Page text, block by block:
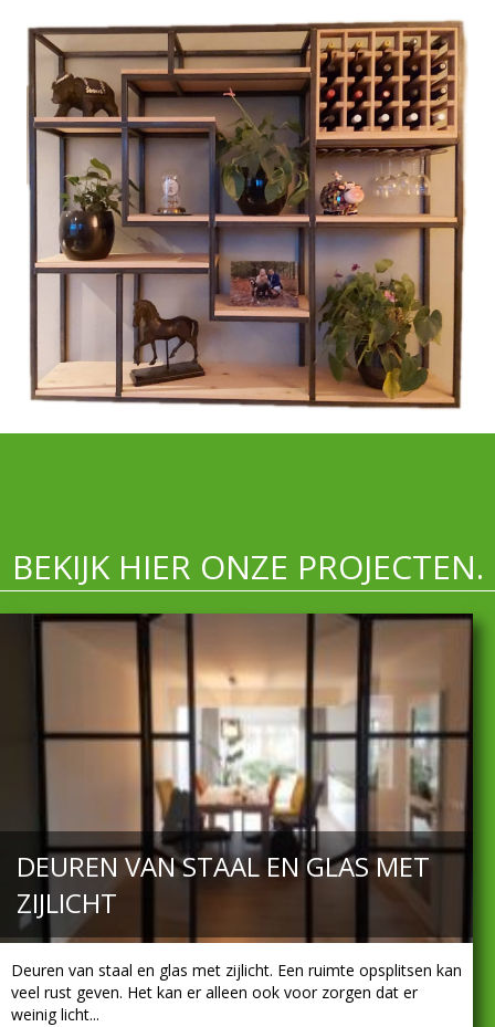
BEKIJK HIER ONZE PROJECTEN.
DEUREN VAN STAAL EN GLAS MET
ZIJLICHT
Deuren van staal en glas met zijlicht. Een ruimte opsplitsen kan
veel rust geven. Het kan er alleen ook voor zorgen dat er
weinig licht...